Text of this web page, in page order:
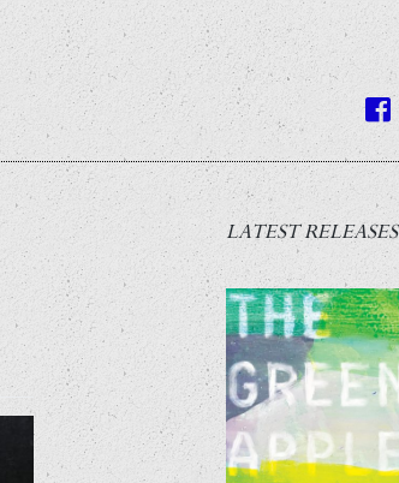
LATEST RELEASES